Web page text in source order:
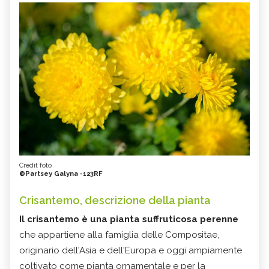
Credit foto
©Partsey Galyna -123RF
Crisantemo, descrizione della pianta
Il crisantemo è una pianta suffruticosa perenne
che appartiene alla famiglia delle Compositae,
originario dell'Asia e dell'Europa e oggi ampiamente
coltivato come pianta ornamentale e per la